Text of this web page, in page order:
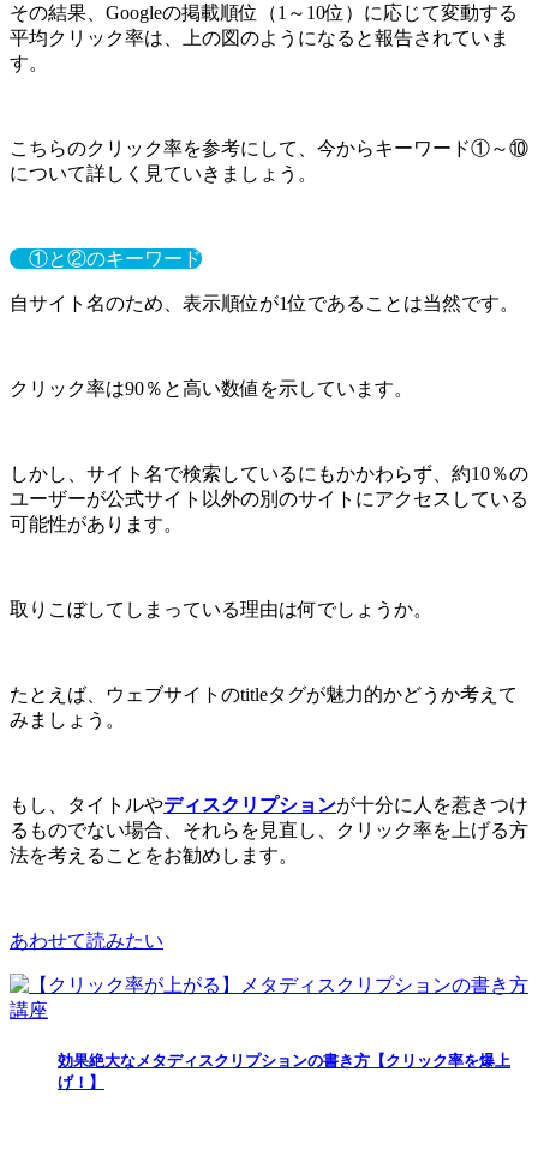
その結果、Googleの掲載順位（1～10位）に応じて変動する
平均クリック率は、上の図のようになると報告されていま
す。
こちらのクリック率を参考にして、今からキーワード①～⑩
について詳しく見ていきましょう。
①と②のキーワード
自サイト名のため、表示順位が1位であることは当然です。
クリック率は90％と高い数値を示しています。
しかし、サイト名で検索しているにもかかわらず、約10％の
ユーザーが公式サイト以外の別のサイトにアクセスしている
可能性があります。
取りこぼしてしまっている理由は何でしょうか。
たとえば、ウェブサイトのtitleタグが魅力的かどうか考えて
みましょう。
もし、タイトルやディスクリプションが十分に人を惹きつけ
るものでない場合、それらを見直し、クリック率を上げる方
法を考えることをお勧めします。
あわせて読みたい
効果絶大なメタディスクリプションの書き方【クリック率を爆上
げ！】